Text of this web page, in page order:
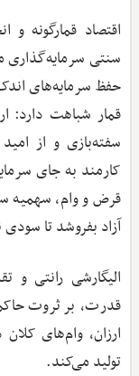
اقتصاد قمارگونه
سنتی سرمایه‌گذاری
حفظ سرمایه‌های
قمار شباهت دارد:
سفته‌بازی و از
کارمند به جای
قرض و وام، سهمیه
آزاد بفروشد تا
الیگارشی رانتی و
قدرت، بر ثروت
ارزان، وام‌های
تولید می‌کند.